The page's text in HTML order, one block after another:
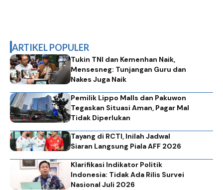
ARTIKEL POPULER
Tukin TNI dan Kemenhan Naik,
Mensesneg: Tunjangan Guru dan
Nakes Juga Naik
Pemilik Lippo Malls dan Pakuwon
Tegaskan Situasi Aman, Pagar Mal
Tidak Diperlukan
Tayang di RCTI, Inilah Jadwal
Siaran Langsung Piala AFF 2026
Klarifikasi Indikator Politik
Indonesia: Tidak Ada Rilis Survei
Nasional Juli 2026